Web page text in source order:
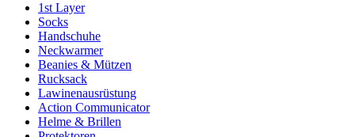
1st Layer
Socks
Handschuhe
Neckwarmer
Beanies & Mützen
Rucksack
Lawinenausrüstung
Action Communicator
Helme & Brillen